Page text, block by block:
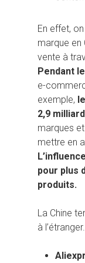
En effet,
marque en
vente à
Pendant
e-
exemple,
2,9
marques
mettre en
pour plus
produits.
La Chine
à l’étranger.